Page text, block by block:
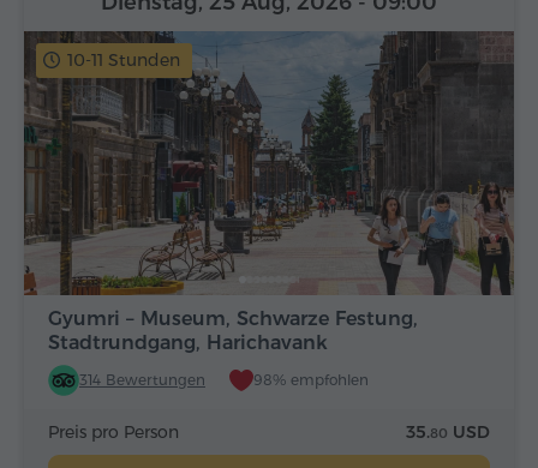
10-11 Stunden
Gyumri – Museum, Schwarze Festung,
Stadtrundgang, Harichavank
314 Bewertungen 98% empfohlen
Preis pro Person 35.80 USD